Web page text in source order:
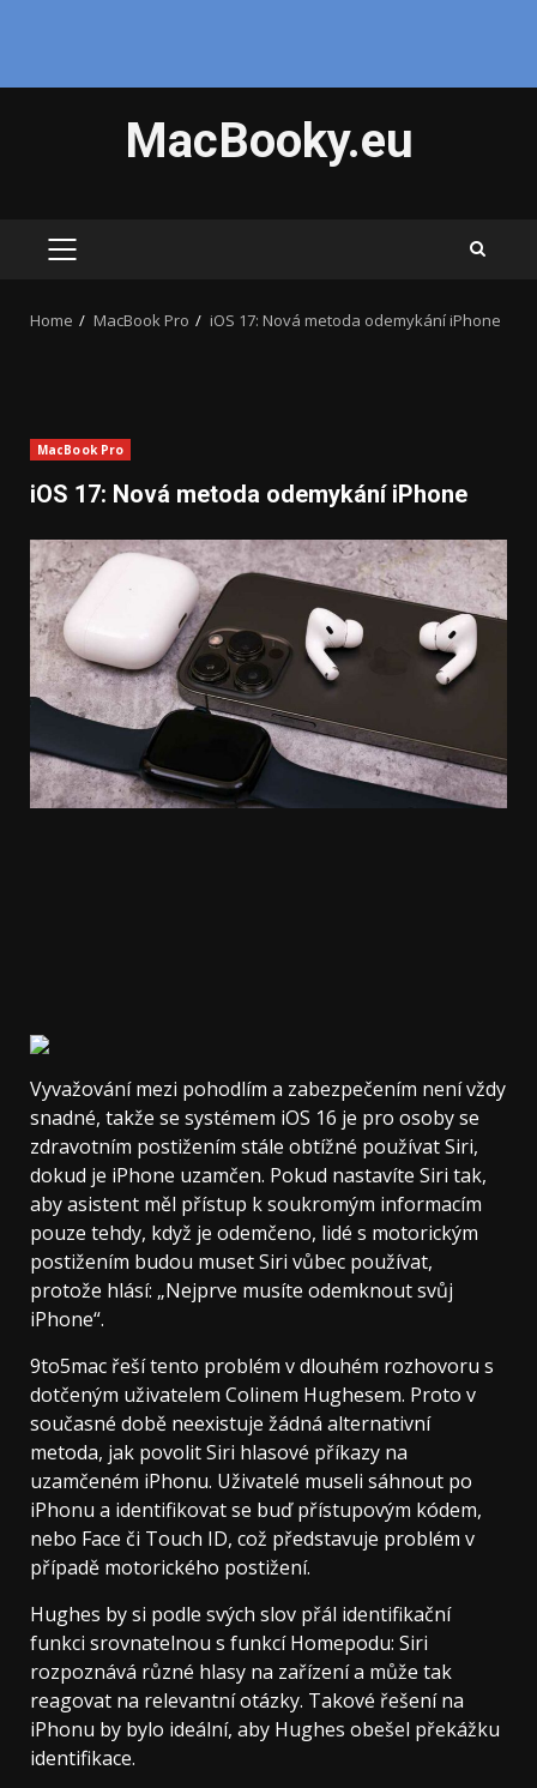
MacBooky.eu
PRIMARY
Home MacBook Pro iOS 17: Nová metoda odemykání iPhone
MacBook Pro
iOS 17: Nová metoda odemykání iPhone
Vyvažování mezi pohodlím a zabezpečením není vždy
snadné, takže se systémem iOS 16 je pro osoby se
zdravotním postižením stále obtížné používat Siri,
dokud je iPhone uzamčen. Pokud nastavíte Siri tak,
aby asistent měl přístup k soukromým informacím
pouze tehdy, když je odemčeno, lidé s motorickým
postižením budou muset Siri vůbec používat,
protože hlásí: „Nejprve musíte odemknout svůj
iPhone“.
9to5mac řeší tento problém v dlouhém rozhovoru s
dotčeným uživatelem Colinem Hughesem. Proto v
současné době neexistuje žádná alternativní
metoda, jak povolit Siri hlasové příkazy na
uzamčeném iPhonu. Uživatelé museli sáhnout po
iPhonu a identifikovat se buď přístupovým kódem,
nebo Face či Touch ID, což představuje problém v
případě motorického postižení.
Hughes by si podle svých slov přál identifikační
funkci srovnatelnou s funkcí Homepodu: Siri
rozpoznává různé hlasy na zařízení a může tak
reagovat na relevantní otázky. Takové řešení na
iPhonu by bylo ideální, aby Hughes obešel překážku
identifikace.